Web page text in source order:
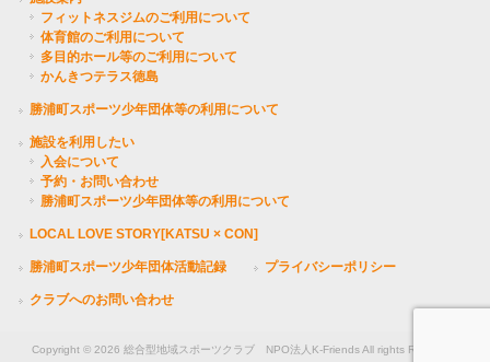
フィットネスジムのご利用について
体育館のご利用について
多目的ホール等のご利用について
かんきつテラス徳島
勝浦町スポーツ少年団体等の利用について
施設を利用したい
入会について
予約・お問い合わせ
勝浦町スポーツ少年団体等の利用について
LOCAL LOVE STORY[KATSU × CON]
勝浦町スポーツ少年団体活動記録 プライバシーポリシー
クラブへのお問い合わせ
Copyright © 2026 総合型地域スポーツクラブ NPO法人K-Friends All rights Reserved.